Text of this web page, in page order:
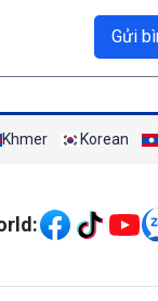
Gửi
Khmer Korean